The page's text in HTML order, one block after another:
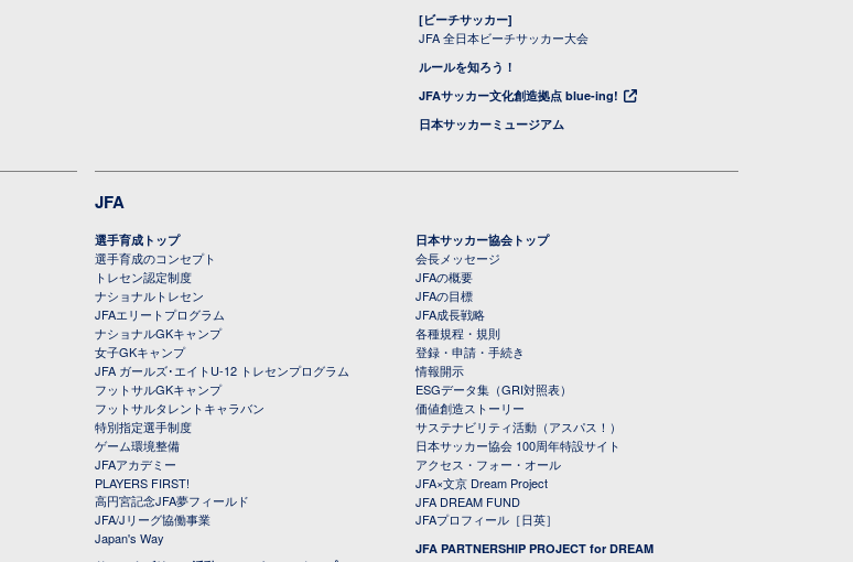
[ビーチサッカー]
JFA 全日本ビーチサッカー大会
ルールを知ろう！
JFAサッカー文化創造拠点 blue-ing!
日本サッカーミュージアム
JFA
選手育成トップ
選手育成のコンセプト
トレセン認定制度
ナショナルトレセン
JFAエリートプログラム
ナショナルGKキャンプ
女子GKキャンプ
JFA ガールズ･エイトU-12 トレセンプログラム
フットサルGKキャンプ
フットサルタレントキャラバン
特別指定選手制度
ゲーム環境整備
JFAアカデミー
PLAYERS FIRST!
高円宮記念JFA夢フィールド
JFA/Jリーグ協働事業
Japan's Way
日本サッカー協会トップ
会長メッセージ
JFAの概要
JFAの目標
JFA成長戦略
各種規程・規則
登録・申請・手続き
情報開示
ESGデータ集（GRI対照表）
価値創造ストーリー
サステナビリティ活動（アスパス！）
日本サッカー協会 100周年特設サイト
アクセス・フォー・オール
JFA×文京 Dream Project
JFA DREAM FUND
JFAプロフィール［日英］
JFA PARTNERSHIP PROJECT for DREAM